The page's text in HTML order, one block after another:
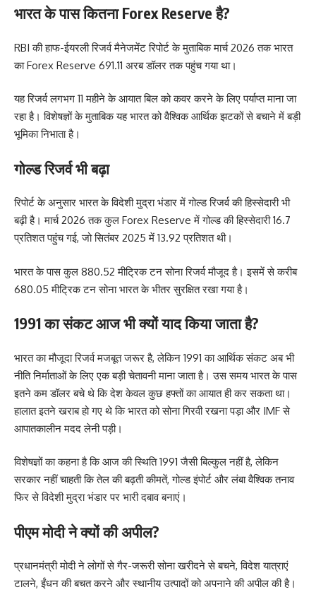
भारत के पास कितना Forex Reserve है?
RBI की हाफ-ईयरली रिजर्व मैनेजमेंट रिपोर्ट के मुताबिक मार्च 2026 तक भारत
का Forex Reserve 691.11 अरब डॉलर तक पहुंच गया था।
यह रिजर्व लगभग 11 महीने के आयात बिल को कवर करने के लिए पर्याप्त माना जा
रहा है। विशेषज्ञों के मुताबिक यह भारत को वैश्विक आर्थिक झटकों से बचाने में बड़ी
भूमिका निभाता है।
गोल्ड रिजर्व भी बढ़ा
रिपोर्ट के अनुसार भारत के विदेशी मुद्रा भंडार में गोल्ड रिजर्व की हिस्सेदारी भी
बढ़ी है। मार्च 2026 तक कुल Forex Reserve में गोल्ड की हिस्सेदारी 16.7
प्रतिशत पहुंच गई, जो सितंबर 2025 में 13.92 प्रतिशत थी।
भारत के पास कुल 880.52 मीट्रिक टन सोना रिजर्व मौजूद है। इसमें से करीब
680.05 मीट्रिक टन सोना भारत के भीतर सुरक्षित रखा गया है।
1991 का संकट आज भी क्यों याद किया जाता है?
भारत का मौजूदा रिजर्व मजबूत जरूर है, लेकिन 1991 का आर्थिक संकट अब भी
नीति निर्माताओं के लिए एक बड़ी चेतावनी माना जाता है। उस समय भारत के पास
इतने कम डॉलर बचे थे कि देश केवल कुछ हफ्तों का आयात ही कर सकता था।
हालात इतने खराब हो गए थे कि भारत को सोना गिरवी रखना पड़ा और IMF से
आपातकालीन मदद लेनी पड़ी।
विशेषज्ञों का कहना है कि आज की स्थिति 1991 जैसी बिल्कुल नहीं है, लेकिन
सरकार नहीं चाहती कि तेल की बढ़ती कीमतें, गोल्ड इंपोर्ट और लंबा वैश्विक तनाव
फिर से विदेशी मुद्रा भंडार पर भारी दबाव बनाएं।
पीएम मोदी ने क्यों की अपील?
प्रधानमंत्री मोदी ने लोगों से गैर-जरूरी सोना खरीदने से बचने, विदेश यात्राएं
टालने, ईंधन की बचत करने और स्थानीय उत्पादों को अपनाने की अपील की है।